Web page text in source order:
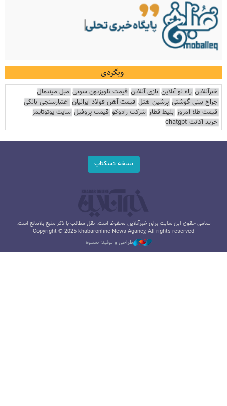
وبگردی
خبرآنلاین راه نو آنلاین بازی آنلاین قیمت تلویزیون سونی مبل مینیمال
جراح بینی گوشتی پرشین هتل قیمت آهن فولاد ایرانیان اعتبارسنجی بانکی
قیمت طلا امروز بلیط قطار شرکت رادوکو قیمت پروفیل سایت یوتوتایمز
خرید اکانت chatgpt
نسخه دسکتاپ
تمامی حقوق این سایت برای خبرآنلاین محفوظ است. نقل مطالب با ذکر منبع بلامانع است.
Copyright © 2025 khabaronline News Agancy, All rights reserved
طراحی و تولید: نستوه